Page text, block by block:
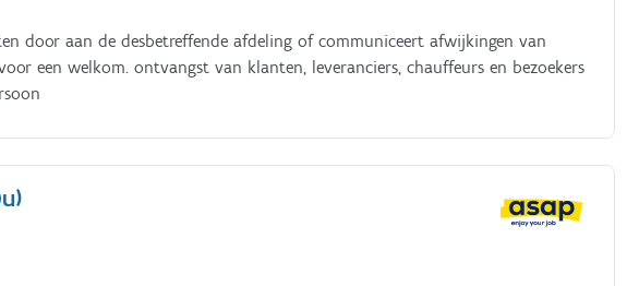
door aan de desbetreffende afdeling of communiceert afwijkingen van
een welkom. ontvangst van klanten, leveranciers, chauffeurs en bezoekers